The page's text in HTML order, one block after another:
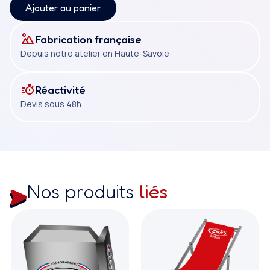
Ajouter au panier
Fabrication française
Depuis notre atelier en Haute-Savoie
Réactivité
Devis sous 48h
Nos produits liés